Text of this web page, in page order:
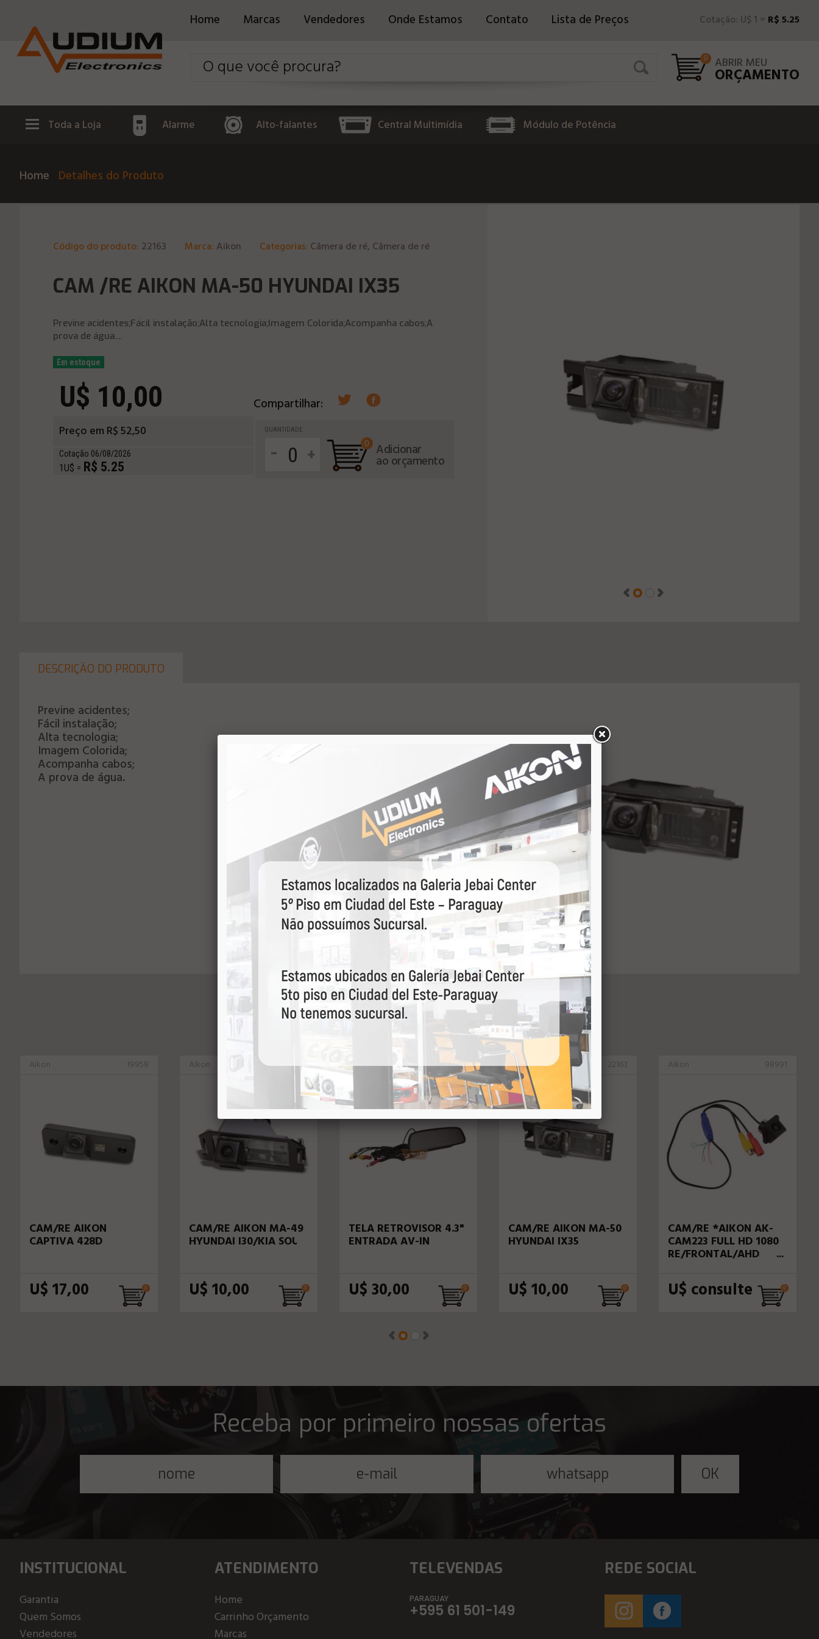
Home Marcas Vendedores Onde Estamos Contato Lista de Preços Cotação: U$ 1 = R$ 5.25
0 ABRIR MEU
ORÇAMENTO
Toda a Loja Alarme Alto-falantes Central Multimídia Módulo de Potência
Home Detalhes do Produto
Código do produto: 22163 Marca: Aikon Categorias: Câmera de ré, Câmera de ré
CAM /RE AIKON MA-50 HYUNDAI IX35
Previne acidentes;Fácil instalação;Alta tecnologia;Imagem Colorida;Acompanha cabos;A
prova de água....
Em estoque
U$ 10,00
Preço em R$ 52,50
Cotação 06/08/2026
1U$ = R$ 5.25
Compartilhar:
QUANTIDADE
- +
0 Adicionar
ao orçamento
DESCRIÇÄO DO PRODUTO
Previne acidentes;
Fácil instalação;
Alta tecnologia;
Imagem Colorida;
Acompanha cabos;
A prova de água.
VEJA MAIS
Aikon 19958
CAM/RE AIKON
CAPTIVA 428D
U$ 17,00
Aikon 22132
CAM/RE AIKON MA-49
HYUNDAI I30/KIA SOUL
U$ 10,00
Aikon 52450
TELA RETROVISOR 4.3"
ENTRADA AV-IN
U$ 30,00
Aikon 22163
CAM/RE AIKON MA-50
HYUNDAI IX35
U$ 10,00
Aikon 98991
CAM/RE *AIKON AK-
CAM223 FULL HD 1080
RE/FRONTAL/AHD
QUADRADA
U$ consulte
Receba por primeiro nossas ofertas
INSTITUCIONAL
Garantia
Quem Somos
Vendedores
ATENDIMENTO
Home
Carrinho Orçamento
Marcas
TELEVENDAS
PARAGUAY
+595 61 501-149
REDE SOCIAL